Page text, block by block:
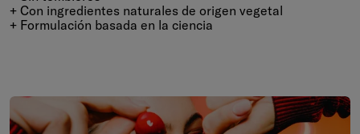
+ Con ingredientes naturales de origen vegetal
+ Formulación basada en la ciencia
Saltar al final de